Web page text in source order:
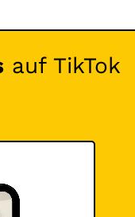
auf TikTok